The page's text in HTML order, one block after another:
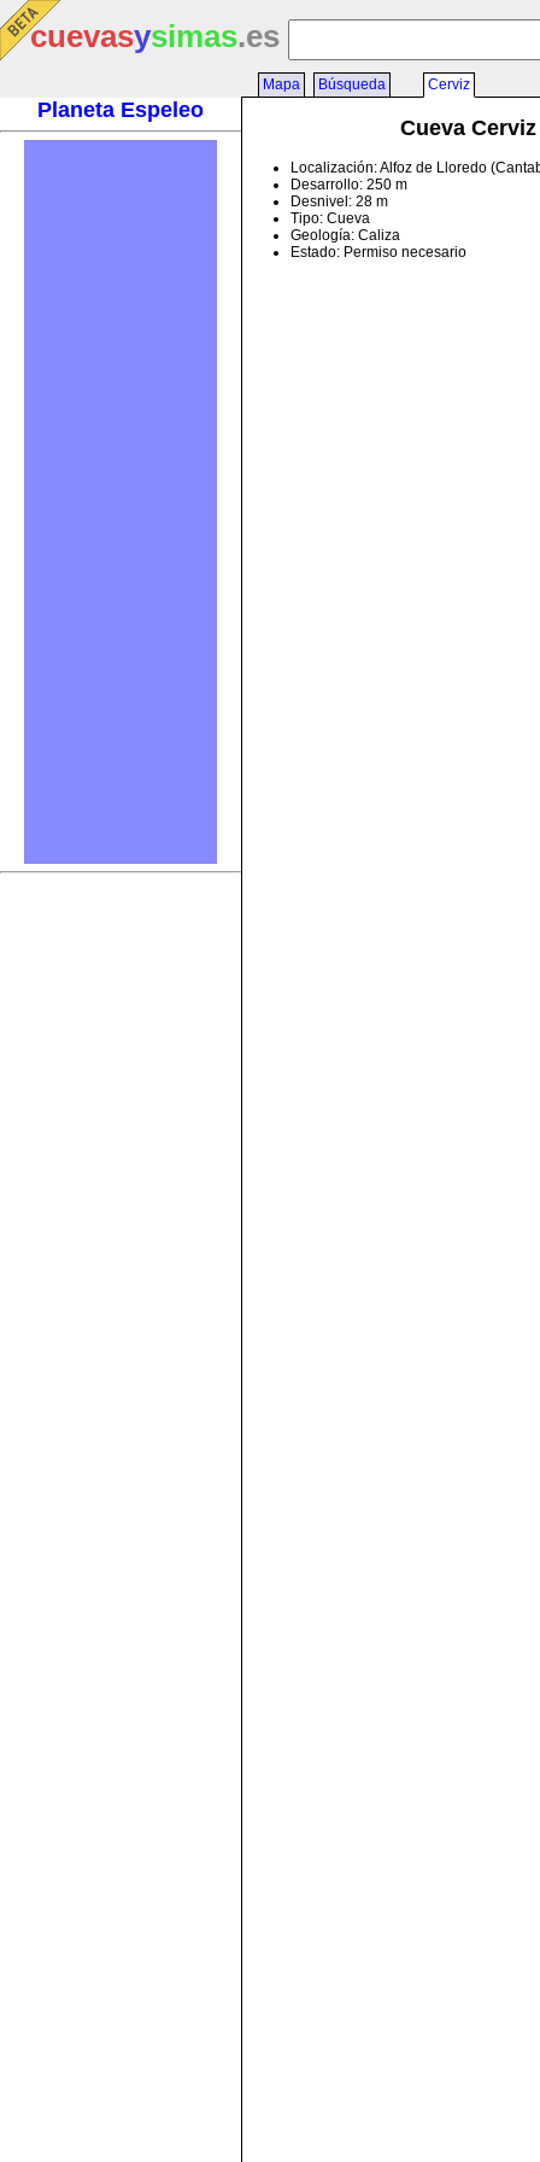
cuevasysimas.es
Planeta Espeleo
Mapa Búsqueda Cerviz
Cueva Cerviz
Localización: Alfoz de Lloredo
Desarrollo: 250 m
Desnivel: 28 m
Tipo: Cueva
Geología: Caliza
Estado: Permiso necesario